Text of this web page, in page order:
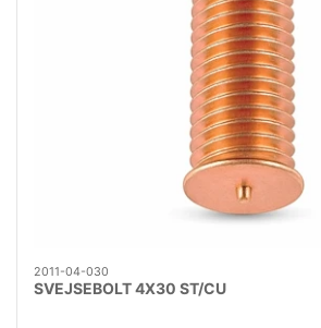
2011-04-030
SVEJSEBOLT 4X30 ST/CU